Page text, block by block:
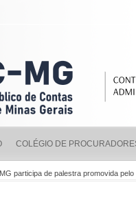
COLÉGIO DE
participa de palestra promovida